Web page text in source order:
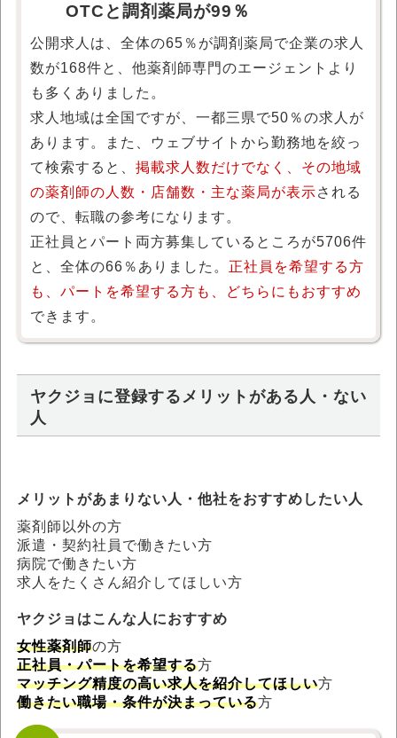
OTCと調剤薬局が99％
公開求人は、全体の65％が調剤薬局で企業の求人
数が168件と、他薬剤師専門のエージェントより
も多くありました。
求人地域は全国ですが、一都三県で50％の求人が
あります。また、ウェブサイトから勤務地を絞っ
て検索すると、 掲載求人数だけでなく、その地域
の薬剤師の人数・店舗数・主な薬局が表示される
ので、転職の参考になります。
正社員とパート両方募集しているところが5706件
と、全体の66％ありました。 正社員を希望する方
も、パートを希望する方も、どちらにもおすすめ
できます。
ヤクジョに登録するメリットがある人・ない
人
メリットがあまりない人・他社をおすすめしたい人
薬剤師以外の方
派遣・契約社員で働きたい方
病院で働きたい方
求人をたくさん紹介してほしい方
ヤクジョはこんな人におすすめ
女性薬剤師の方
正社員・パートを希望する方
マッチング精度の高い求人を紹介してほしい方
働きたい職場・条件が決まっている方